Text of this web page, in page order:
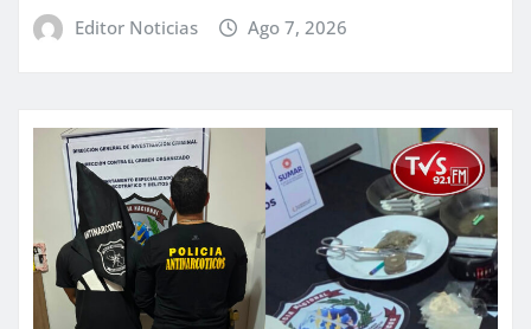
Editor Noticias Ago 7, 2026